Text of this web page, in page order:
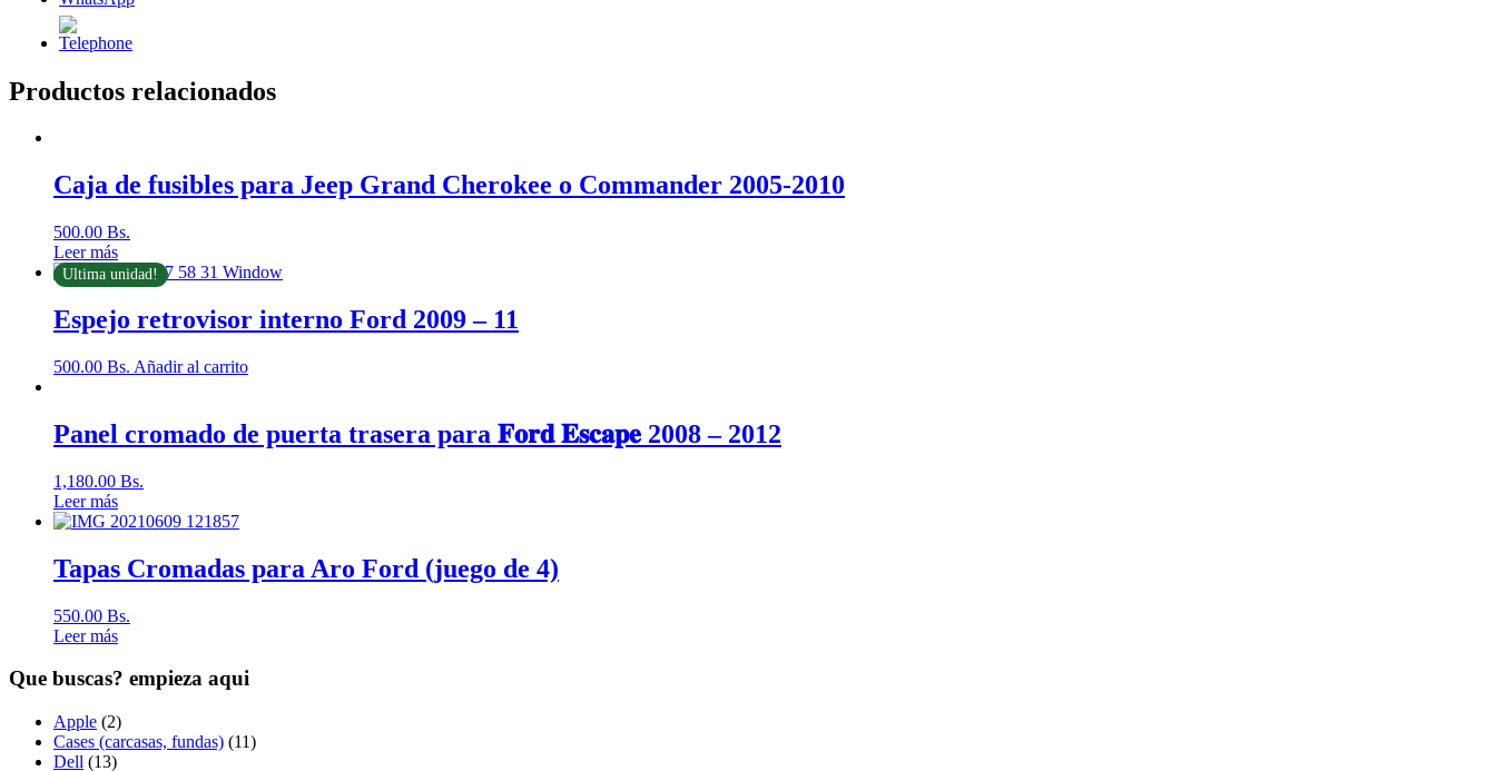
Productos relacionados
Caja de fusibles para Jeep Grand Cherokee o Commander 2005-2010
500.00 Bs.
Leer más
Ultima unidad!
Espejo retrovisor interno Ford 2009 – 11
500.00 Bs. Añadir al carrito
Panel cromado de puerta trasera para 𝐅𝐨𝐫𝐝 𝐄𝐬𝐜𝐚𝐩𝐞 2008 – 2012
1,180.00 Bs.
Leer más
Tapas Cromadas para Aro Ford (juego de 4)
550.00 Bs.
Leer más
Que buscas? empieza aqui
Apple (2)
Cases (carcasas, fundas) (11)
Dell (13)